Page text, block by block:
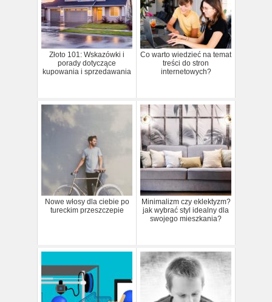
Złoto 101: Wskazówki i
porady dotyczące
kupowania i sprzedawania
Co warto wiedzieć na temat
treści do stron
internetowych?
Nowe włosy dla ciebie po
tureckim przeszczepie
Minimalizm czy eklektyzm?
jak wybrać styl idealny dla
swojego mieszkania?